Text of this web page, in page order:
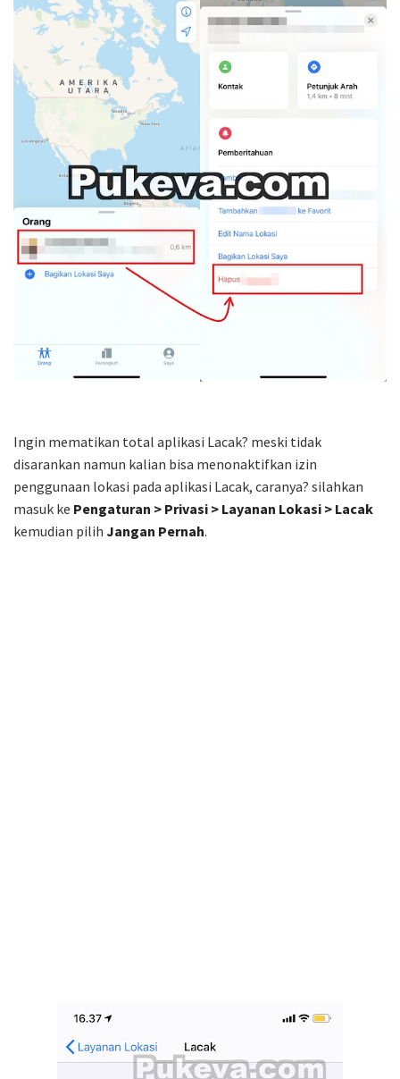
Ingin mematikan total aplikasi Lacak? meski tidak
disarankan namun kalian bisa menonaktifkan izin
penggunaan lokasi pada aplikasi Lacak, caranya? silahkan
masuk ke Pengaturan > Privasi > Layanan Lokasi > Lacak
kemudian pilih Jangan Pernah.